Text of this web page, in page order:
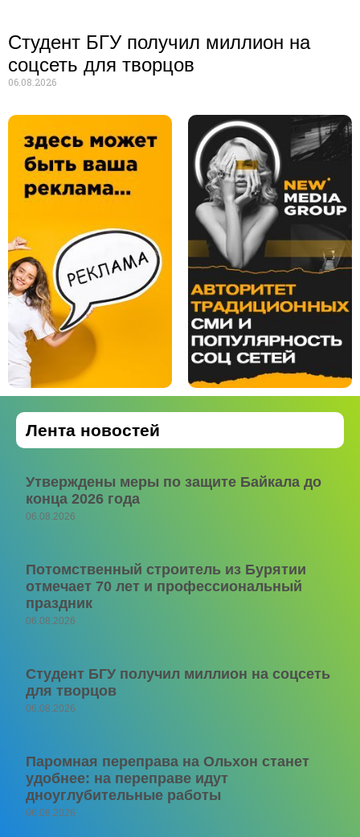
Студент БГУ получил миллион на
соцсеть для творцов
06.08.2026
Лента новостей
Утверждены меры по защите Байкала до
конца 2026 года
06.08.2026
Потомственный строитель из Бурятии
отмечает 70 лет и профессиональный
праздник
06.08.2026
Студент БГУ получил миллион на соцсеть
для творцов
06.08.2026
Паромная переправа на Ольхон станет
удобнее: на переправе идут
дноуглубительные работы
06.08.2026